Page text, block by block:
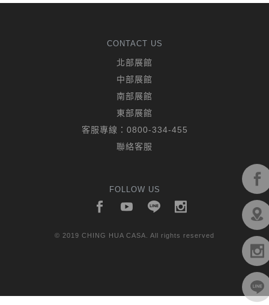
CONTACT US
北部展館
中部展館
南部展館
東部展館
客服專線： 0800-334-455
聯絡客服
FOLLOW US
© 2019 CHING HUA CASA. All rights reserved